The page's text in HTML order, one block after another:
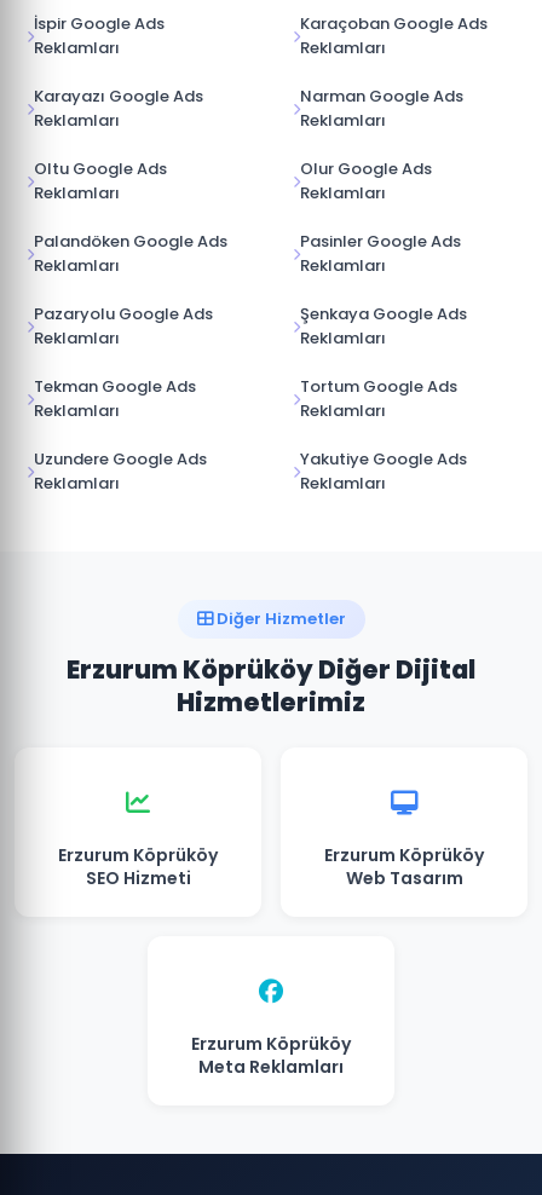
İspir Google Ads
Reklamları
Karaçoban Google Ads
Reklamları
Karayazı Google Ads
Reklamları
Narman Google Ads
Reklamları
Oltu Google Ads
Reklamları
Olur Google Ads
Reklamları
Palandöken Google Ads
Reklamları
Pasinler Google Ads
Reklamları
Pazaryolu Google Ads
Reklamları
Şenkaya Google Ads
Reklamları
Tekman Google Ads
Reklamları
Tortum Google Ads
Reklamları
Uzundere Google Ads
Reklamları
Yakutiye Google Ads
Reklamları
Diğer Hizmetler
Erzurum Köprüköy Diğer Dijital
Hizmetlerimiz
Erzurum Köprüköy
SEO Hizmeti
Erzurum Köprüköy
Web Tasarım
Erzurum Köprüköy
Meta Reklamları